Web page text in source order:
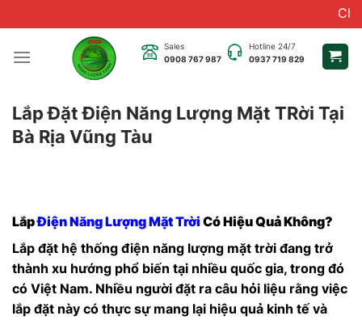
đến
nội
Chào quý
Sales
0908 767 987
Hotline 24/7
0937 719 829
Lắp Đặt Điện Năng Lượng Mặt TRời Tại
Bà Rịa Vũng Tàu
LắpĐiện Năng Lượng Mặt Trời Có Hiệu Quả Không?
Lắp đặt hệ thống điện năng lượng mặt trời đang trở
thành xu hướng phổ biến tại nhiều quốc gia, trong đó
có Việt Nam. Nhiều người đặt ra câu hỏi liệu rằng việc
lắp đặt này có thực sự mang lại hiệu quả kinh tế và